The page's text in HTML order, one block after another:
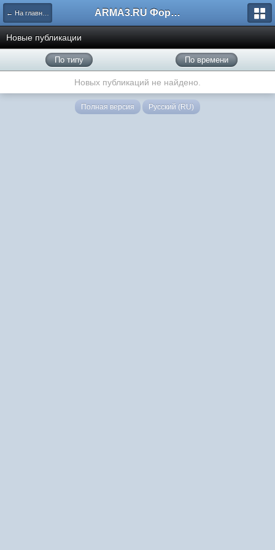
← На главную ARMA3.RU Форум
Новые публикации
По типу По времени
Новых публикаций не найдено.
Полная версия Русский (RU)